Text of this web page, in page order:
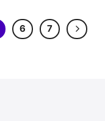
6 7